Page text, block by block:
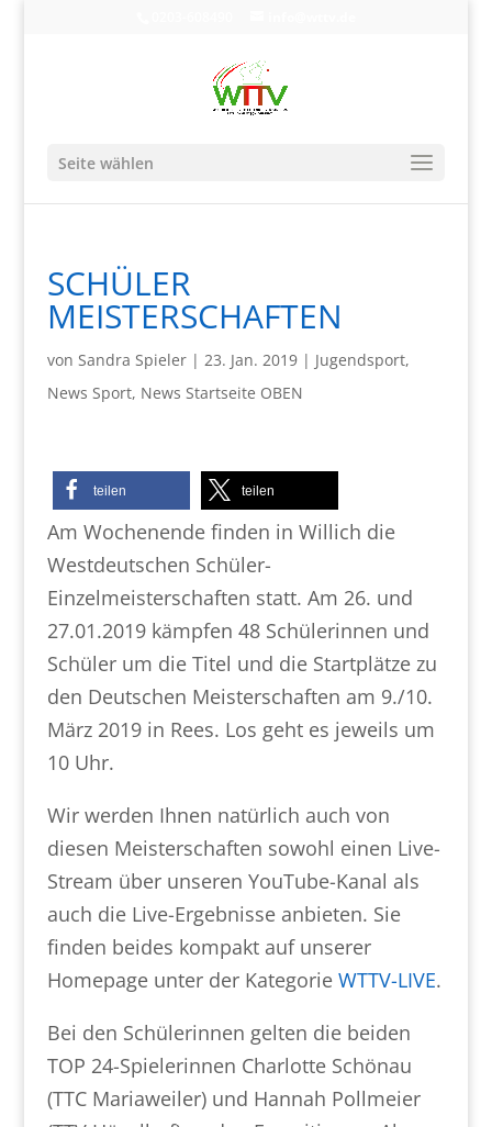
Seite wählen
SCHÜLER
MEISTERSCHAFTEN
von Sandra Spieler| 23. Jan. 2019| Jugendsport,
News Sport, News Startseite OBEN
teilen teilen
Am Wochenende finden in Willich die
Westdeutschen Schüler-
Einzelmeisterschaften statt. Am 26. und
27.01.2019 kämpfen 48 Schülerinnen und
Schüler um die Titel und die Startplätze zu
den Deutschen Meisterschaften am 9./10.
März 2019 in Rees. Los geht es jeweils um
10 Uhr.
Wir werden Ihnen natürlich auch von
diesen Meisterschaften sowohl einen Live-
Stream über unseren YouTube-Kanal als
auch die Live-Ergebnisse anbieten. Sie
finden beides kompakt auf unserer
Homepage unter der Kategorie WTTV-LIVE.
Bei den Schülerinnen gelten die beiden
TOP 24-Spielerinnen Charlotte Schönau
(TTC Mariaweiler) und Hannah Pollmeier